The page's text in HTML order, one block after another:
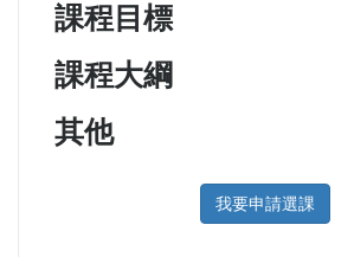
課程目標
課程大綱
其他
我要申請選課